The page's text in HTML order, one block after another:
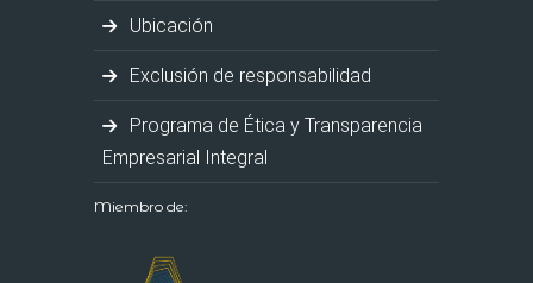
Ubicación
Exclusión de responsabilidad
Programa de Ética y Transparencia
Empresarial Integral
Miembro de: